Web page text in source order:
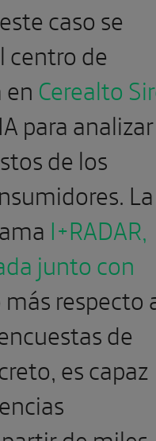
caso se
centro de
Cerealto
para analizar
de los
La
I+RADAR,
junto con
respecto
de
es capaz